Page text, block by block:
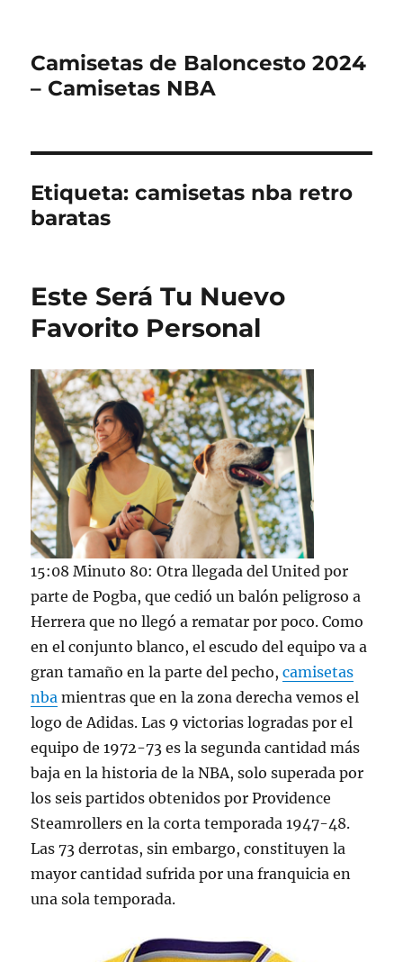
Camisetas de Baloncesto 2024
– Camisetas NBA
Etiqueta:camisetas nba retro
baratas
Este Será Tu Nuevo
Favorito Personal
15:08 Minuto 80: Otra llegada del United por
parte de Pogba, que cedió un balón peligroso a
Herrera que no llegó a rematar por poco. Como
en el conjunto blanco, el escudo del equipo va a
gran tamaño en la parte del pecho,camisetas
nba mientras que en la zona derecha vemos el
logo de Adidas. Las 9 victorias logradas por el
equipo de 1972-73 es la segunda cantidad más
baja en la historia de la NBA, solo superada por
los seis partidos obtenidos por Providence
Steamrollers en la corta temporada 1947-48.
Las 73 derrotas, sin embargo, constituyen la
mayor cantidad sufrida por una franquicia en
una sola temporada.